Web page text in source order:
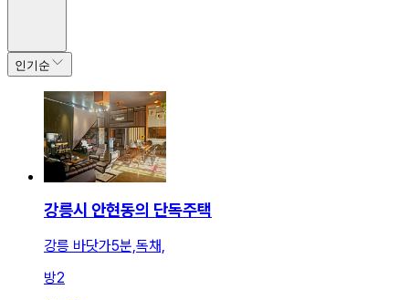
인기순
강릉시 안현동의 단독주택
강릉 바닷가5분,독채,
방2